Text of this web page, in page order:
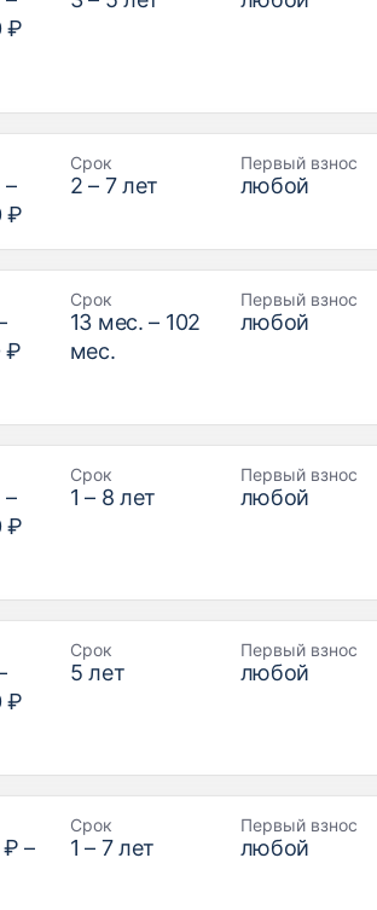
₽
–
₽
Срок
2 – 7лет
Первый взнос
любой
₽
Срок
13 мес. – 102
мес.
Первый взнос
любой
–
₽
Срок
1 – 8 лет
Первый взнос
любой
₽
Срок
5 лет
Первый взнос
любой
₽ –
Срок
1 – 7лет
Первый взнос
любой